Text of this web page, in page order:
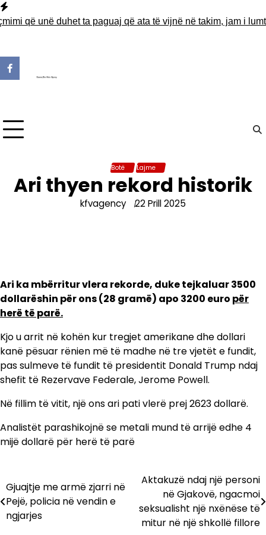
Skip
to që unë duhet ta paguaj që ata të vijnë në takim, jam i lumtur
Botë Lajme
Ari thyen rekord historik
kfvagency 22 Prill 2025
Ari ka mbërritur vlera rekorde, duke tejkaluar 3500
dollarëshin për ons (28 gramë) apo 3200 euro për
herë të parë.
Kjo u arrit në kohën kur tregjet amerikane dhe dollari
kanë pësuar rënien më të madhe në tre vjetët e fundit,
pas sulmeve të fundit të presidentit Donald Trump ndaj
shefit të Rezervave Federale, Jerome Powell.
Në fillim të vitit, një ons ari pati vlerë prej 2623 dollarë.
Analistët parashikojnë se metali mund të arrijë edhe 4
mijë dollarë për herë të parë
Lëvizje
te
postimet
Gjuajtje me armë zjarri në
Pejë, policia në vendin e
ngjarjes
Aktakuzë ndaj një personi
në Gjakovë, ngacmoi
seksualisht një nxënëse të
mitur në një shkollë fillore